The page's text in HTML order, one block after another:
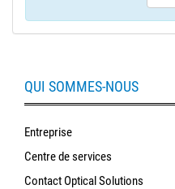
QUI SOMMES-NOUS
Entreprise
Centre de services
Contact Optical Solutions